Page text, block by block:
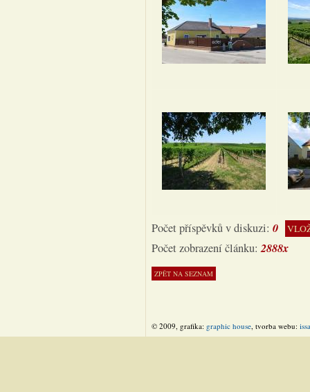
Počet příspěvků v diskuzi: 0
Počet zobrazení článku:2888x
© 2009, grafika: graphic house, tvorba webu: